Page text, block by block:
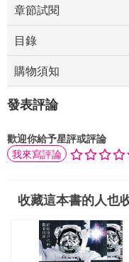
章節試閱
目錄
購物須知
發表評論
歡迎你給予星評或評論
我來寫評論
收藏這本書的人也